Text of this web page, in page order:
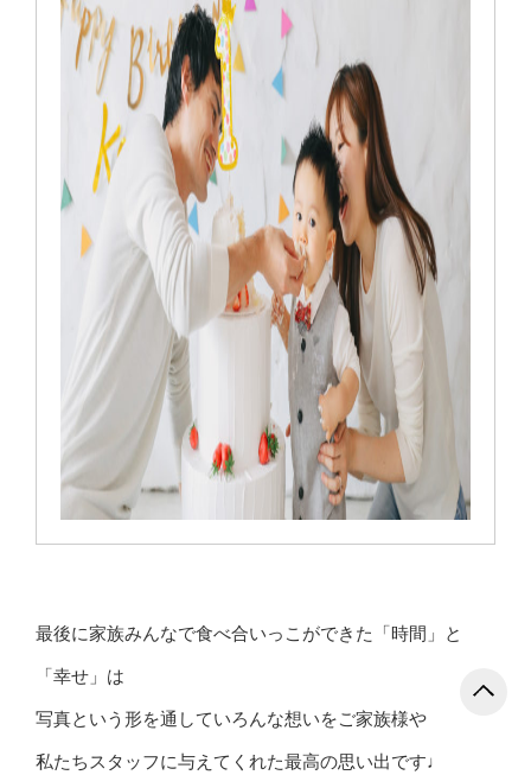
最後に家族みんなで食べ合いっこができた「時間」と
「幸せ」は
写真という形を通していろんな想いをご家族様や
私たちスタッフに与えてくれた最高の思い出です♩